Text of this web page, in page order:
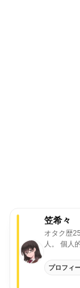
笠希々
オタク歴
人。
個人
プロフィ